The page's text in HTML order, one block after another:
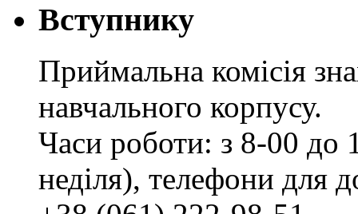
Вступнику
Приймальна комісія
навчального корпусу.
Часи роботи: з 8-00 до
неділя), телефони для